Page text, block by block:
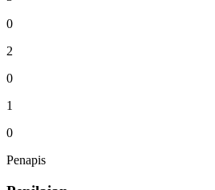
0
2
0
1
0
Penapis